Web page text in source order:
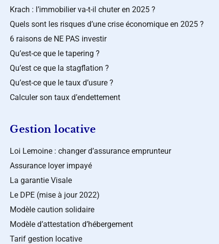
Krach : l’immobilier va-t-il chuter en 2025 ?
Quels sont les risques d’une crise économique en 2025 ?
6 raisons de NE PAS investir
Qu’est-ce que le tapering ?
Qu’est ce que la stagflation ?
Qu’est-ce que le taux d’usure ?
Calculer son taux d’endettement
Gestion locative
Loi Lemoine : changer d’assurance emprunteur
Assurance loyer impayé
La garantie Visale
Le DPE (mise à jour 2022)
Modèle caution solidaire
Modèle d’attestation d’hébergement
Tarif gestion locative